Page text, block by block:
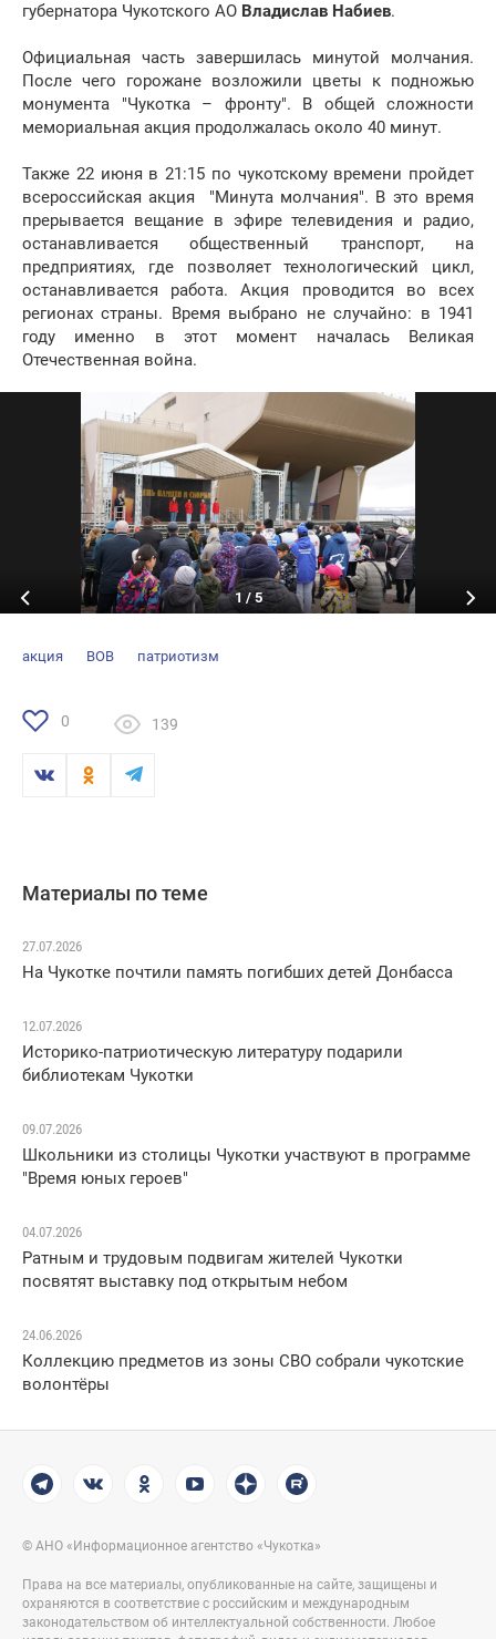
губернатора Чукотского АО Владислав Набиев.
Официальная часть завершилась минутой молчания.
После чего горожане возложили цветы к подножью
монумента "Чукотка – фронту". В общей сложности
мемориальная акция продолжалась около 40 минут.
Также 22 июня в 21:15 по чукотскому времени пройдет
всероссийская акция "Минута молчания". В это время
прерывается вещание в эфире телевидения и радио,
останавливается общественный транспорт, на
предприятиях, где позволяет технологический цикл,
останавливается работа. Акция проводится во всех
регионах страны. Время выбрано не случайно: в 1941
году именно в этот момент началась Великая
Отечественная война.
1 /5
акция ВОВ патриотизм
0 139
Материалы по теме
27.07.2026
На Чукотке почтили память погибших детей Донбасса
12.07.2026
Историко-патриотическую литературу подарили
библиотекам Чукотки
09.07.2026
Школьники из столицы Чукотки участвуют в программе
"Время юных героев"
04.07.2026
Ратным и трудовым подвигам жителей Чукотки
посвятят выставку под открытым небом
24.06.2026
Коллекцию предметов из зоны СВО собрали чукотские
волонтёры
© АНО «Информационное агентство «Чукотка»
Права на все материалы, опубликованные на сайте, защищены и
охраняются в соответствие с российским и международным
законодательством об интеллектуальной собственности. Любое